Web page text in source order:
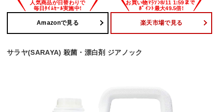
Amazonで見る 楽天市場で見る
サラヤ(SARAYA) 殺菌・漂白剤 ジアノック